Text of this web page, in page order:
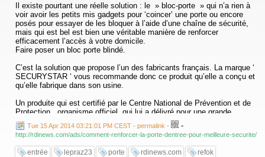
Il existe pourtant une réelle solution : le » bloc-porte » qui n’a rien à
voir avoir les petits mis gadgets pour ‘coincer’ une porte ou encore
posés pour essayer de les bloquer à l’aide d’une chaîne de sécurité,
mais qui est bel est bien une véritable manière de renforcer
efficacement l’accès à votre domicile.
Faire poser un bloc porte blindé.
C’est la solution que propose l’un des fabricants français. La marque ‘
SECURYSTAR ‘ vous recommande donc ce produit qu’elle a conçu et
qu’elle fabrique dans son usine.
Un produite qui est certifié par le Centre National de Prévention et de
Protection , organisme officiel, qui lui a délivré pour une grande
quantité de modèles la fameuse certification » A2P « , gage de
sérieux au niveau de la fabrication et surtout gage d’efficacité de par
les nombreux tests réalisés par des experts dans le domaine.
Tue 15 Apr 2014 03:21:01 PM CEST - permalink - -
http://rdinews.com/ads/comment-renforcer-la-porte-dentree-pour-meilleure-securite/
entrée lepraz23 porte rdinews.com
refok